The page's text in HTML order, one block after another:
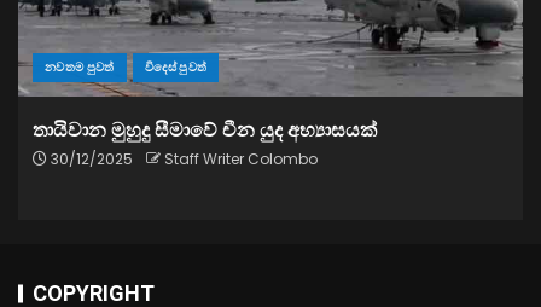
නවතම පුවත් විදෙස් පුවත්
තායිවාන මුහුදු සීමාවේ චීන යුද අභ්‍යාසයක්
30/12/2025 Staff Writer Colombo
COPYRIGHT